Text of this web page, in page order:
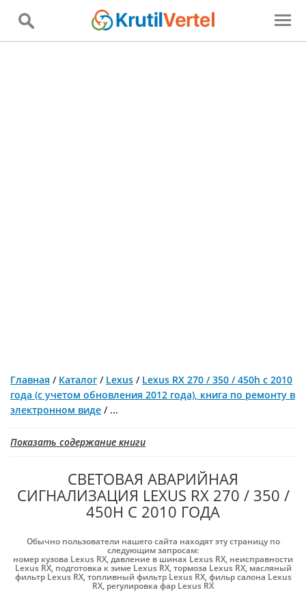
Главная / Каталог / Lexus / Lexus RX 270 / 350 / 450h с 2010
года (с учетом обновления 2012 года), книга по ремонту в
электронном виде / ...
Показать содержание книги
СВЕТОВАЯ АВАРИЙНАЯ
СИГНАЛИЗАЦИЯ LEXUS RX 270 / 350 /
450H С 2010 ГОДА
Обычно пользователи нашего сайта находят эту страницу по
следующим запросам:
номер кузова Lexus RX,давление в шинах Lexus RX, неисправности
Lexus RX, подготовка к зиме Lexus RX,тормоза Lexus RX, масляный
фильтр Lexus RX,топливный фильтр Lexus RX,фильр салона Lexus
RX, регулировка фар Lexus RX